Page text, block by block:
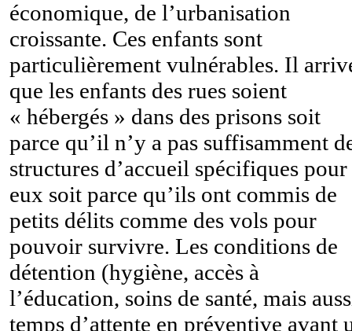
économique, de l’urbanisation
croissante. Ces enfants sont
particulièrement vulnérables. Il
que les enfants des rues soient
« hébergés » dans des prisons soit
parce qu’il n’y a pas suffisamment
structures d’accueil spécifiques pour
eux soit parce qu’ils ont commis de
petits délits comme des vols pour
pouvoir survivre. Les conditions de
détention (hygiène, accès à
l’éducation, soins de santé, mais
temps d’attente en préventive avant